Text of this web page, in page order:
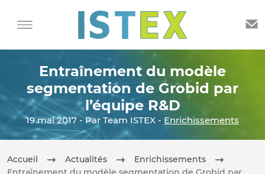
Entraînement du modèle
segmentation de Grobid par
l’équipe R&D
19 mai 2017 - Par Team ISTEX - Enrichissements
Accueil Actualités
Enrichissements